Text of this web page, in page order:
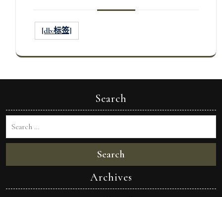
[db:标签]
Search
Search
Archives